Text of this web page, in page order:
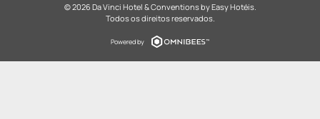
© 2026 Da Vinci Hotel & Conventions by Easy Hotéis.
Todos os direitos reservados.
Powered by